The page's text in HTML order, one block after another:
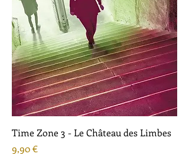
Time Zone 3 - Le Château des Limbes
Prix
9,90 €